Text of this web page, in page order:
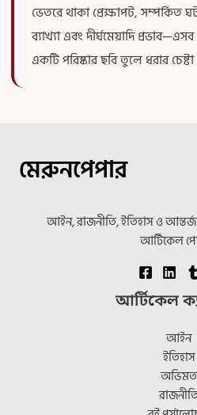
ভেতরে থাকা প্রেক্ষাপট, সম্পর্কিত
ব্যাখ্যা এবং দীর্ঘমেয়াদি
একটি পরিষ্কার ছবি তুলে ধরার
মেরুনপেপার
আইন, রাজনীতি, ইতিহাস ও
আর্টিকেল
আর্টিকেল
আইন
ইতিহাস
অভিমত